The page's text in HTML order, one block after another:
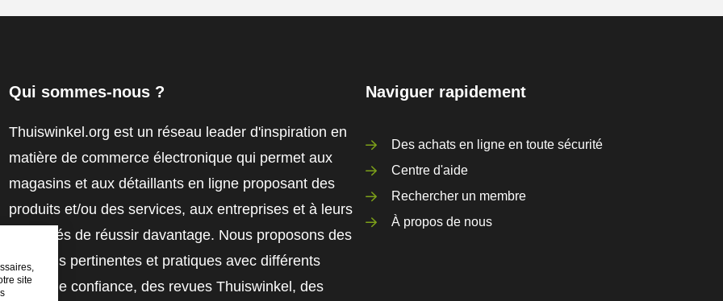
Qui sommes-nous ?
Thuiswinkel.org est un réseau leader d'inspiration en
matière de commerce électronique qui permet aux
magasins et aux détaillants en ligne proposant des
produits et/ou des services, aux entreprises et à leurs
employés de réussir davantage. Nous proposons des
solutions pertinentes et pratiques avec différents
labels de confiance, des revues Thuiswinkel, des
Naviguer rapidement
Des achats en ligne en toute sécurité
Centre d'aide
Rechercher un membre
À propos de nous
site